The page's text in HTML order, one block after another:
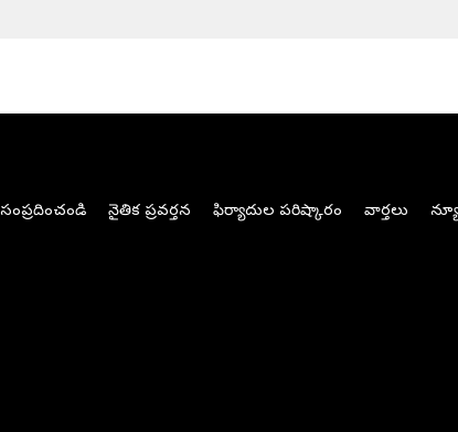
నైతిక ప్రవర్తన ఫిర్యాదుల పరిష్కారం వార్తలు